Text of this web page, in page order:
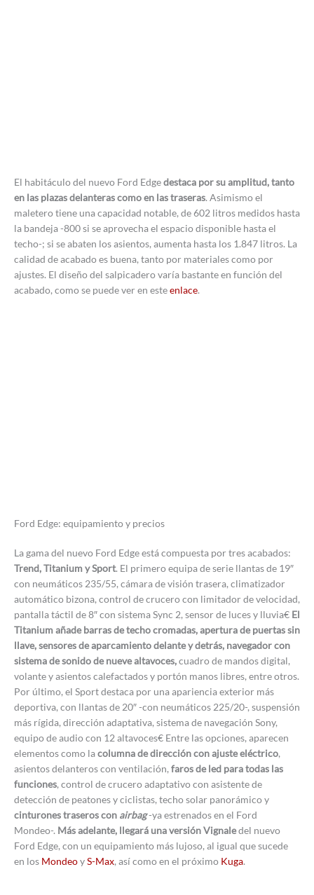
El habitáculo del nuevo Ford Edgedestaca por su amplitud, tanto
en las plazas delanteras como en las traseras. Asimismo el
maletero tiene una capacidad notable, de 602 litros medidos hasta
la bandeja -800 si se aprovecha el espacio disponible hasta el
techo-; si se abaten los asientos, aumenta hasta los 1.847 litros. La
calidad de acabado es buena, tanto por materiales como por
ajustes. El diseño del salpicadero varía bastante en función del
acabado, como se puede ver en esteenlace.
Ford Edge: equipamiento y precios
La gama del nuevo Ford Edge está compuesta por tres acabados:
Trend, Titanium y Sport. El primero equipa de serie llantas de 19″
con neumáticos 235/55, cámara de visión trasera, climatizador
automático bizona, control de crucero con limitador de velocidad,
pantalla táctil de 8″ con sistema Sync 2, sensor de luces y lluvia€ El
Titanium añade barras de techo cromadas, apertura de puertas sin
llave, sensores de aparcamiento delante y detrás, navegador con
sistema de sonido de nueve altavoces,cuadro de mandos digital,
volante y asientos calefactados y portón manos libres, entre otros.
Por último, el Sport destaca por una apariencia exterior más
deportiva, con llantas de 20″ -con neumáticos 225/20-, suspensión
más rígida, dirección adaptativa, sistema de navegación Sony,
equipo de audio con 12 altavoces€ Entre las opciones, aparecen
elementos como lacolumna de dirección con ajuste eléctrico,
asientos delanteros con ventilación, faros de led para todas las
funciones, control de crucero adaptativo con asistente de
detección de peatones y ciclistas, techo solar panorámico y
cinturones traseros con airbag-ya estrenados en el Ford
Mondeo-. Más adelante, llegará una versión Vignaledel nuevo
Ford Edge, con un equipamiento más lujoso, al igual que sucede
en los MondeoyS-Max, así como en el próximo Kuga.